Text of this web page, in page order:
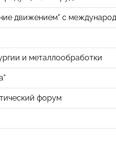
движением" с
и металлообработки
форум